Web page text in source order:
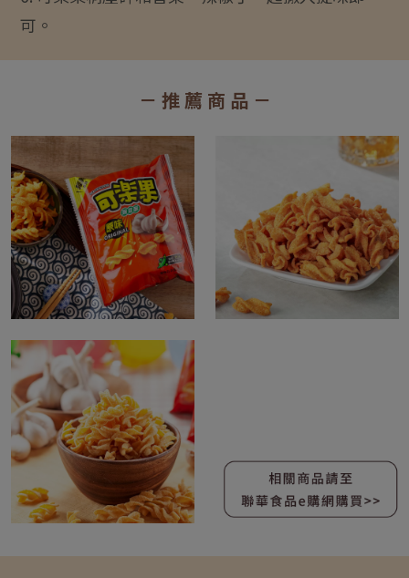
可。
－ 推 薦 商 品 －